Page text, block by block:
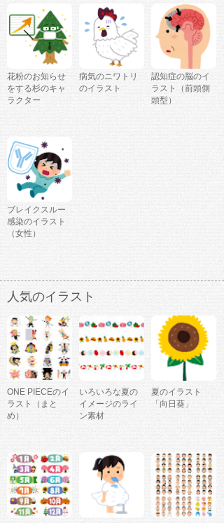
花粉のお知らせ
をする杉のキャ
ラクター
病気のニワトリ
のイラスト
認知症の脳のイ
ラスト（前頭側
頭型）
ブレイクスルー
感染のイラスト
（女性）
人気のイラスト
ONE PIECEのイ
ラスト（まと
め）
いろいろな夏の
イメージのライ
ン素材
夏のイラスト
「向日葵」